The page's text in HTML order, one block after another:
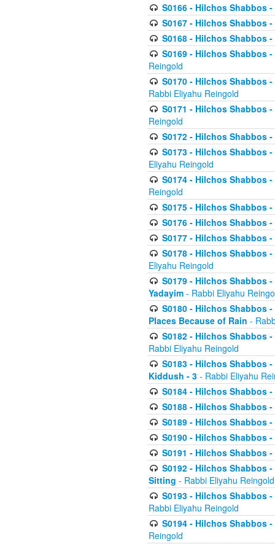
S0166 - Hilchos Shabbos
S0167 - Hilchos Shabbos
S0168 - Hilchos Shabbos
S0169 - Hilchos Shabbos
Reingold
S0170 - Hilchos Shabbos
Rabbi Eliyahu Reingold
S0171 - Hilchos Shabbos
Reingold
S0172 - Hilchos Shabbos
S0173 - Hilchos Shabbos
Eliyahu Reingold
S0174 - Hilchos Shabbos
Reingold
S0175 - Hilchos Shabbos
S0176 - Hilchos Shabbos
S0177 - Hilchos Shabbos
S0178 - Hilchos Shabbos
Eliyahu Reingold
S0179 - Hilchos Shabbos
Yadayim - Rabbi Eliyahu
S0180 - Hilchos Shabbos
Places Because of Rain -
S0182 - Hilchos Shabbos
Rabbi Eliyahu Reingold
S0183 - Hilchos Shabbos
Kiddush - 3 - Rabbi Eliyahu
S0184 - Hilchos Shabbos
S0188 - Hilchos Shabbos
S0189 - Hilchos Shabbos
S0190 - Hilchos Shabbos
S0191 - Hilchos Shabbos
S0192 - Hilchos Shabbos
Sitting - Rabbi Eliyahu Reingold
S0193 - Hilchos Shabbos
Rabbi Eliyahu Reingold
S0194 - Hilchos Shabbos
Reingold